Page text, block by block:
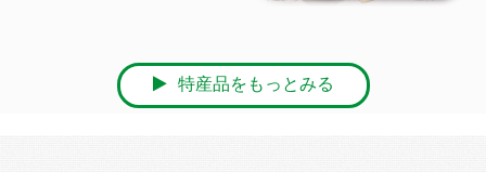
特産品をもっとみる